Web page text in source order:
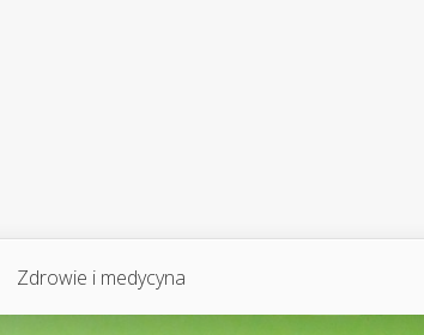
Zdrowie i medycyna